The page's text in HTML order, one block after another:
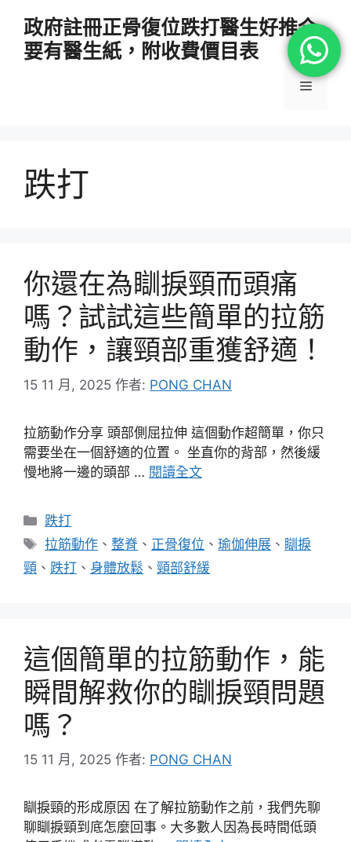
政府註冊正骨復位跌打醫生好推介
要有醫生紙，附收費價目表
選
跌打
你還在為瞓捩頸而頭痛
嗎？試試這些簡單的拉筋
動作，讓頸部重獲舒適！
15 11 月, 2025 作者: PONG CHAN
拉筋動作分享 頭部側屈拉伸 這個動作超簡單，你只
需要坐在一個舒適的位置。 坐直你的背部，然後緩
慢地將一邊的頭部 … 閱讀全文
分
類
跌打
標
籤
拉筋動作 、整脊 、 正骨復位 、瑜伽伸展 、 瞓捩
頸 、 跌打 、 身體放鬆 、 頸部舒緩
這個簡單的拉筋動作，能
瞬間解救你的瞓捩頸問題
嗎？
15 11 月, 2025 作者: PONG CHAN
瞓捩頸的形成原因 在了解拉筋動作之前，我們先聊
聊瞓捩頸到底怎麼回事。大多數人因為長時間低頭